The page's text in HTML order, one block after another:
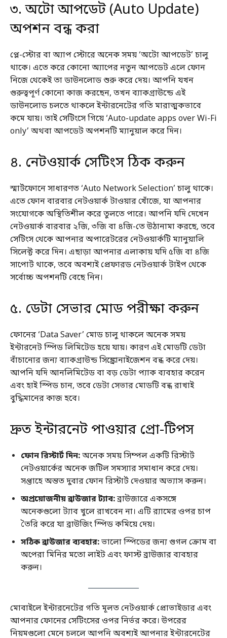
৩. অটো আপডেট (Auto Update)
অপশন বন্ধ করা
প্লে-স্টোর বা অ্যাপ স্টোরে অনেক সময় ‘অটো আপডেট’ চালু
থাকে। এতে করে কোনো অ্যাপের নতুন আপডেট এলে ফোন
নিজে থেকেই তা ডাউনলোড শুরু করে দেয়। আপনি যখন
গুরুত্বপূর্ণ কোনো কাজ করছেন, তখন ব্যাকগ্রাউন্ডে এই
ডাউনলোড চলতে থাকলে ইন্টারনেটের গতি মারাত্মকভাবে
কমে যায়। তাই সেটিংসে গিয়ে ‘Auto-update apps over Wi-Fi
only’ অথবা আপডেট অপশনটি ম্যানুয়াল করে দিন।
৪. নেটওয়ার্ক সেটিংস ঠিক করুন
স্মার্টফোনে সাধারণত ‘Auto Network Selection’ চালু থাকে।
এতে ফোন বারবার নেটওয়ার্ক টাওয়ার খোঁজে, যা আপনার
সংযোগকে অস্থিতিশীল করে তুলতে পারে। আপনি যদি দেখেন
নেটওয়ার্ক বারবার ২জি, ৩জি বা ৪জি-তে উঠানামা করছে, তবে
সেটিংস থেকে আপনার অপারেটরের নেটওয়ার্কটি ম্যানুয়ালি
সিলেক্ট করে দিন। এছাড়া আপনার এলাকায় যদি ৫জি বা ৪জি
সাপোর্ট থাকে, তবে অবশ্যই প্রেফারড নেটওয়ার্ক টাইপ থেকে
সর্বোচ্চ অপশনটি বেছে নিন।
৫. ডেটা সেভার মোড পরীক্ষা করুন
ফোনের ‘Data Saver’ মোড চালু থাকলে অনেক সময়
ইন্টারনেট স্পিড লিমিটেড হয়ে যায়। কারণ এই মোডটি ডেটা
বাঁচানোর জন্য ব্যাকগ্রাউন্ড সিঙ্ক্রোনাইজেশন বন্ধ করে দেয়।
আপনি যদি আনলিমিটেড বা বড় ডেটা প্যাক ব্যবহার করেন
এবং হাই স্পিড চান, তবে ডেটা সেভার মোডটি বন্ধ রাখাই
বুদ্ধিমানের কাজ হবে।
দ্রুত ইন্টারনেট পাওয়ার প্রো-টিপস
ফোন রিস্টার্ট দিন:অনেক সময় সিম্পল একটি রিস্টার্ট
নেটওয়ার্কের অনেক জটিল সমস্যার সমাধান করে দেয়।
সপ্তাহে অন্তত দুবার ফোন রিস্টার্ট দেওয়ার অভ্যাস করুন।
অপ্রয়োজনীয় ব্রাউজার ট্যাব:ব্রাউজারে একসঙ্গে
অনেকগুলো ট্যাব খুলে রাখবেন না। এটি র‍্যামের ওপর চাপ
তৈরি করে যা ব্রাউজিং স্পিড কমিয়ে দেয়।
সঠিক ব্রাউজার ব্যবহার:ভালো স্পিডের জন্য গুগল ক্রোম বা
অপেরা মিনির মতো লাইট এবং ফাস্ট ব্রাউজার ব্যবহার
করুন।
মোবাইলে ইন্টারনেটের গতি মূলত নেটওয়ার্ক প্রোভাইডার এবং
আপনার ফোনের সেটিংসের ওপর নির্ভর করে। উপরের
নিয়মগুলো মেনে চললে আপনি অবশ্যই আপনার ইন্টারনেটের